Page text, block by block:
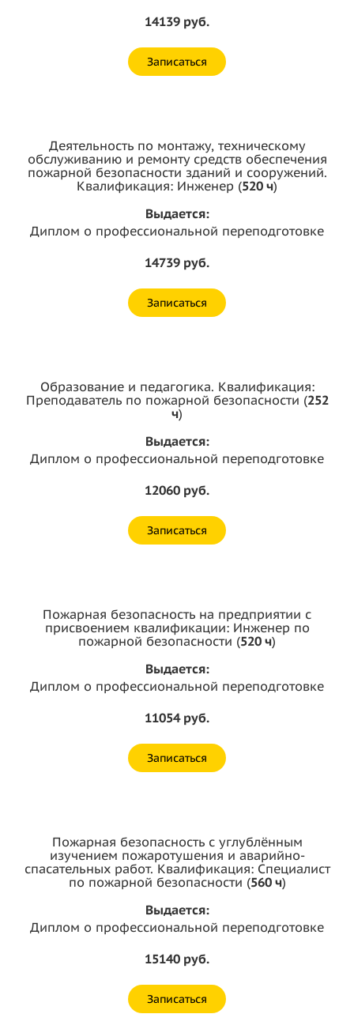
14139 руб.
Записаться
Деятельность по монтажу, техническому
обслуживанию и ремонту средств обеспечения
пожарной безопасности зданий и сооружений.
Квалификация: Инженер (520 ч)
Выдается:
Диплом о профессиональной переподготовке
14739 руб.
Записаться
Образование и педагогика. Квалификация:
Преподаватель по пожарной безопасности (252
ч)
Выдается:
Диплом о профессиональной переподготовке
12060 руб.
Записаться
Пожарная безопасность на предприятии с
присвоением квалификации: Инженер по
пожарной безопасности (520 ч)
Выдается:
Диплом о профессиональной переподготовке
11054 руб.
Записаться
Пожарная безопасность с углублённым
изучением пожаротушения и аварийно-
спасательных работ. Квалификация: Специалист
по пожарной безопасности (560 ч)
Выдается:
Диплом о профессиональной переподготовке
15140 руб.
Записаться